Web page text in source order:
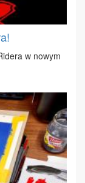
w no­wym